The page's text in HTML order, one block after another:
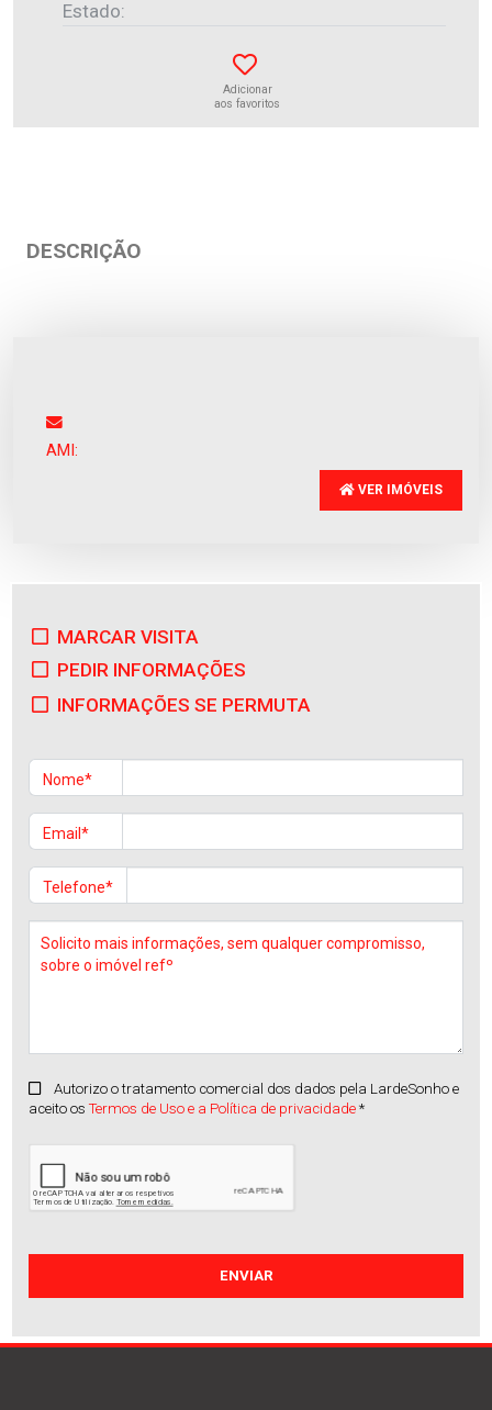
Estado:
Adicionar
aos favoritos
Venda
Apartamento
Manhente
Venda:255.000€
Apartamento
Manhente
Venda :245.000€
Apartamento
Venda:250.000€
DESCRIÇÃO
AMI:
VER IMÓVEIS
MARCAR VISITA
PEDIR INFORMAÇÕES
INFORMAÇÕES SE PERMUTA
Nome*
Email*
Telefone*
Autorizo o tratamento comercial dos dados pela LardeSonho e
aceito os Termos de Uso e a Política de privacidade *